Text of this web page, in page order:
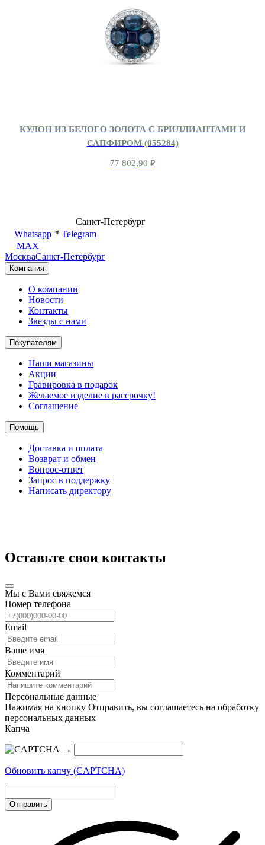
КУЛОН ИЗ БЕЛОГО ЗОЛОТА С БРИЛЛИАНТАМИ И
САПФИРОМ (055284)
77 802,90 ₽
Санкт-Петербург
Whatsapp
Telegram
MAX
МоскваСанкт-Петербург
Компания
О компании
Новости
Контакты
Звезды с нами
Покупателям
Наши магазины
Акции
Гравировка в подарок
Желаемое изделие в рассрочку!
Соглашение
Помощь
Доставка и оплата
Возврат и обмен
Вопрос-ответ
Запрос в поддержку
Написать директору
Оставьте свои контакты
Мы с Вами свяжемся
Номер телефона
Email
Ваше имя
Комментарий
Персональные данные
Нажимая на кнопку Отправить, вы соглашаетесь на обработку
персональных данных
Капча
→
Обновить капчу (CAPTCHA)
Отправить